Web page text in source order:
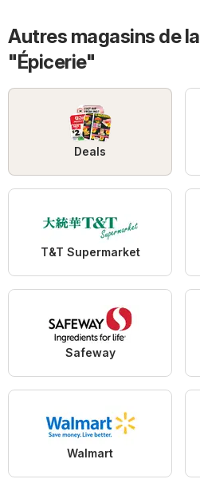
Autres magasins de
"Épicerie"
Deals
T&T Supermarket
Safeway
Walmart